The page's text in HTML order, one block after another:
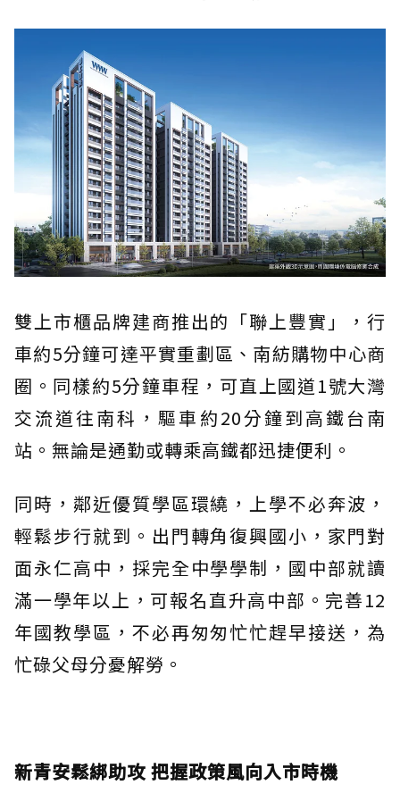
雙上市櫃品牌建商推出的「聯上豐實」，行
車約5分鐘可達平實重劃區、南紡購物中心商
圈。同樣約5分鐘車程，可直上國道1號大灣
交流道往南科，驅車約20分鐘到高鐵台南
站。無論是通勤或轉乘高鐵都迅捷便利。
同時，鄰近優質學區環繞，上學不必奔波，
輕鬆步行就到。出門轉角復興國小，家門對
面永仁高中，採完全中學學制，國中部就讀
滿一學年以上，可報名直升高中部。完善12
年國教學區，不必再匆匆忙忙趕早接送，為
忙碌父母分憂解勞。
新青安鬆綁助攻 把握政策風向入市時機